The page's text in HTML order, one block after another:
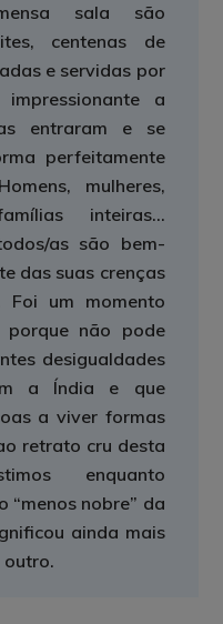
sala são
centenas de
e servidas por
a
entraram e se
perfeitamente
mulheres,
inteiras…
as são bem-
das suas crenças
Foi um momento
porque não pode
desigualdades
a Índia e que
a viver formas
retrato cru desta
enquanto
“menos nobre” da
ainda mais
outro.